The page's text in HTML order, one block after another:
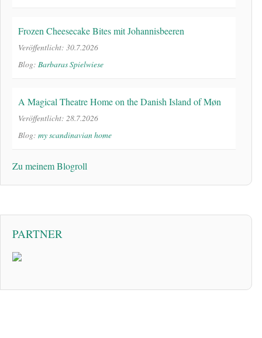
Frozen Cheesecake Bites mit Johannisbeeren
Veröffentlicht: 30.7.2026
Blog: Barbaras Spielwiese
A Magical Theatre Home on the Danish Island of Møn
Veröffentlicht: 28.7.2026
Blog: my scandinavian home
Zu meinem Blogroll
PARTNER